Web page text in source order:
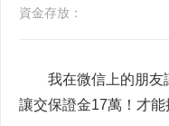
資金存放：
我在微信上的朋友
讓交保證金17萬！才能